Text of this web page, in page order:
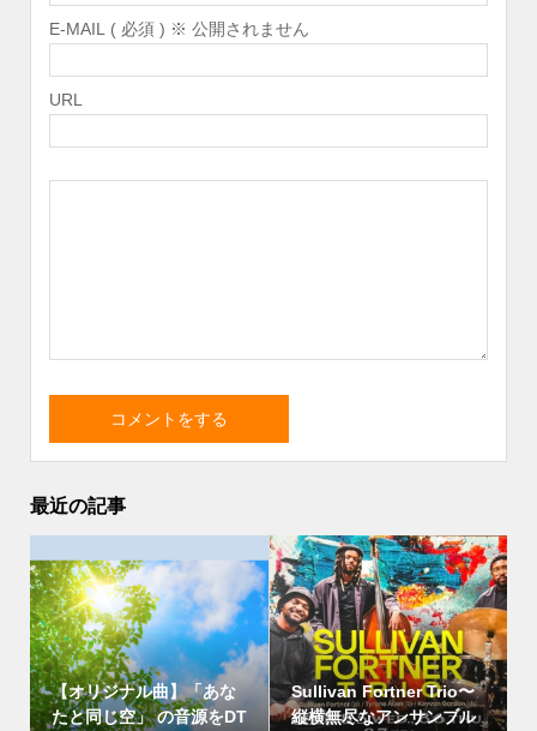
E-MAIL ( 必須 ) ※ 公開されません
URL
最近の記事
【オリジナル曲】「あな
たと同じ空」 の音源をDT
Sullivan Fortner Trio〜
縦横無尽なアンサンブル